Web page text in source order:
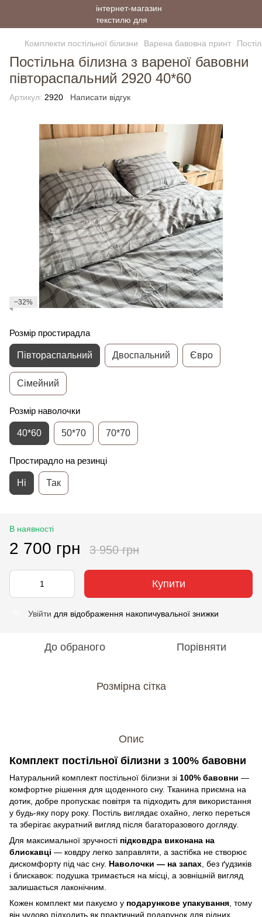
Комплекти постільної білизни Варена бавовна принт
Постільна білизна з вареної бавовни
півтораспальний 2920 40*60
Артикул: 2920 Написати відгук
−32%
Розмір простирадла
Півтораспальний Двоспальний Євро
Сімейний
Розмір наволочки
40*60 50*70 70*70
Простирадло на резинці
Ні Так
В наявності
2 700 грн 3 950 грн
Купити
Увійти для відображення накопичувальної знижки
До обраного Порівняти
Розмірна сітка
Опис
Комплект постільної білизни з 100% бавовни
Натуральний комплект постільної білизни зі 100% бавовни —
комфортне рішення для щоденного сну. Тканина приємна на
дотик, добре пропускає повітря та підходить для використання
у будь-яку пору року. Постіль виглядає охайно, легко переться
та зберігає акуратний вигляд після багаторазового догляду.
Для максимальної зручності підковдра виконана на
блискавці — ковдру легко заправляти, а застібка не створює
дискомфорту під час сну. Наволочки — на запах , без ґудзиків
і блискавок: подушка тримається на місці, а зовнішній вигляд
залишається лаконічним.
Кожен комплект ми пакуємо у подарункове упакування , тому
він чудово підходить як практичний подарунок для рідних,